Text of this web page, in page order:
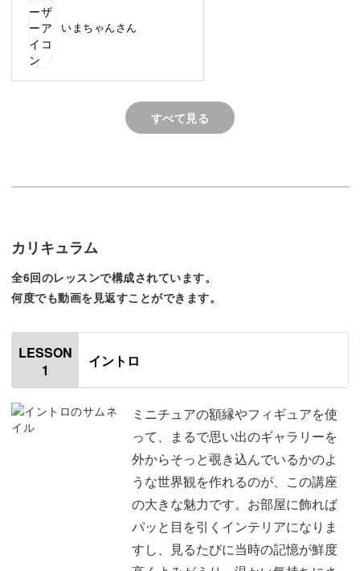
うな世界観を作れるのが、大きな魅力。
見るたびに当時の記憶が鮮度高くよみがえり、温かい気持
手のひらにのるほどの小さな額縁に写真を入れて、まとめ
て飾ることができるんです♪
おしゃれな額縁は、キットで5種類ご用意しています。
四角や丸、ハートなど、小さいながらも本格的な額縁のデ
アンティーク調のフレームに写真を入れると、何気ない瞬
いまちゃんさん
すべて見る
カリキュラム
全6回のレッスンで構成されています。
何度でも動画を見返すことができます。
LESSON
1
イントロ
ミニチュアの額縁やフィギュアを使
って、まるで思い出のギャラリーを
外からそっと覗き込んでいるかのよ
うな世界観を作れるのが、この講座
の大きな魅力です。お部屋に飾れば
パッと目を引くインテリアになりま
すし、見るたびに当時の記憶が鮮度